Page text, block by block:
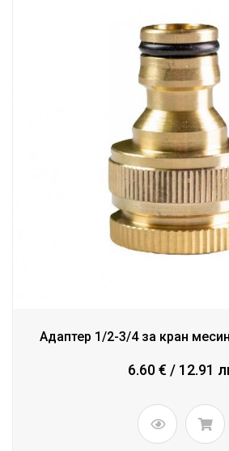
Адаптер 1/2-3/4 за кран
6.60 € / 12.91